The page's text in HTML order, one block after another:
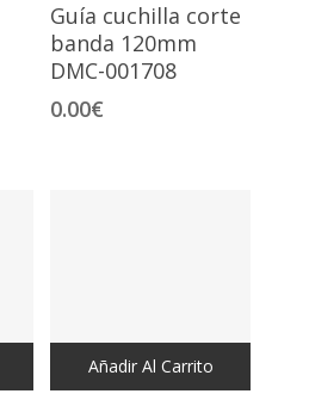
Guía cuchilla corte
banda 120mm
DMC-001708
0.00€
Añadir Al Carrito